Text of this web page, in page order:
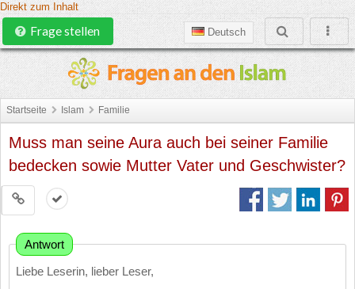
Direkt zum Inhalt
Deutsch
Frage stellen
Startseite Islam Familie
Muss man seine Aura auch bei seiner Familie
bedecken sowie Mutter Vater und Geschwister?
Antwort
Liebe Leserin, lieber Leser,